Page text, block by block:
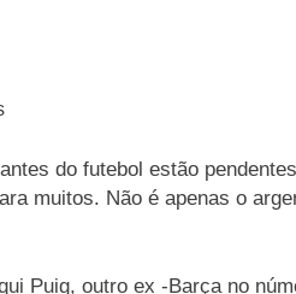
do futebol estão
muitos. Não é apenas o
Puig, outro ex -Barça no